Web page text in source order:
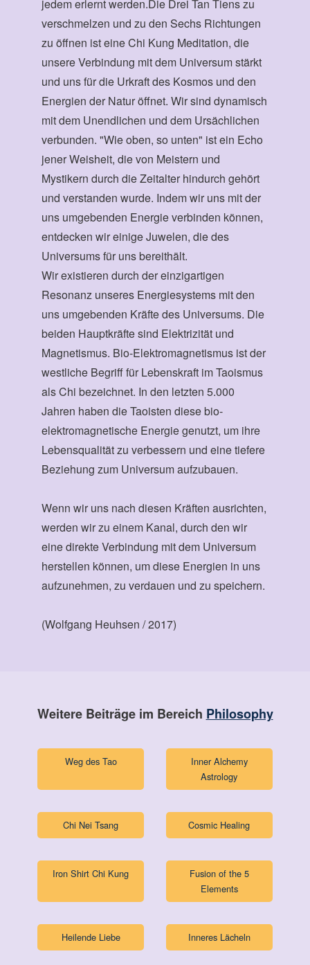
jedem erlernt werden.Die Drei Tan Tiens zu
verschmelzen und zu den Sechs Richtungen
zu öffnen ist eine Chi Kung Meditation, die
unsere Verbindung mit dem Universum stärkt
und uns für die Urkraft des Kosmos und den
Energien der Natur öffnet. Wir sind dynamisch
mit dem Unendlichen und dem Ursächlichen
verbunden. "Wie oben, so unten" ist ein Echo
jener Weisheit, die von Meistern und
Mystikern durch die Zeitalter hindurch gehört
und verstanden wurde. Indem wir uns mit der
uns umgebenden Energie verbinden können,
entdecken wir einige Juwelen, die des
Universums für uns bereithält.
Wir existieren durch der einzigartigen
Resonanz unseres Energiesystems mit den
uns umgebenden Kräfte des Universums. Die
beiden Hauptkräfte sind Elektrizität und
Magnetismus. Bio-Elektromagnetismus ist der
westliche Begriff für Lebenskraft im Taoismus
als Chi bezeichnet. In den letzten 5.000
Jahren haben die Taoisten diese bio-
elektromagnetische Energie genutzt, um ihre
Lebensqualität zu verbessern und eine tiefere
Beziehung zum Universum aufzubauen.
Wenn wir uns nach diesen Kräften ausrichten,
werden wir zu einem Kanal, durch den wir
eine direkte Verbindung mit dem Universum
herstellen können, um diese Energien in uns
aufzunehmen, zu verdauen und zu speichern.
(Wolfgang Heuhsen / 2017)
Weitere Beiträge im Bereich Philosophy
Weg des Tao
Inner Alchemy
Astrology
Chi Nei Tsang Cosmic Healing
Iron Shirt Chi Kung
Fusion of the 5
Elements
Heilende Liebe Inneres Lächeln